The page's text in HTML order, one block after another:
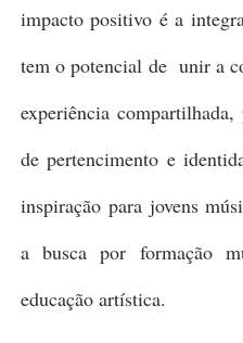
impacto positivo é a
tem o potencial de unir a
experiência
de pertencimento e
inspiração para jovens
a busca por formação
educação artística.